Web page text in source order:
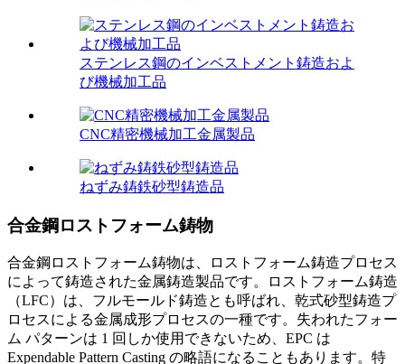
ステンレス鋼のインベストメント鋳造およ
び機械加工品
CNC精密機械加工金属製品
ねずみ鋳鉄砂型鋳造品
合金鋼ロストフォーム鋳物
合金鋼ロストフォーム鋳物は、ロストフォーム鋳造プロセス
によって鋳造された金属鋳造製品です。ロストフォーム鋳造
（LFC）は、フルモールド鋳造とも呼ばれ、乾式砂型鋳造プ
ロセスによる金属成形プロセスの一種です。失われたフォー
ム パターンは 1 回しか使用できないため、EPC は
Expendable Pattern Casting の略語になることもあります。特